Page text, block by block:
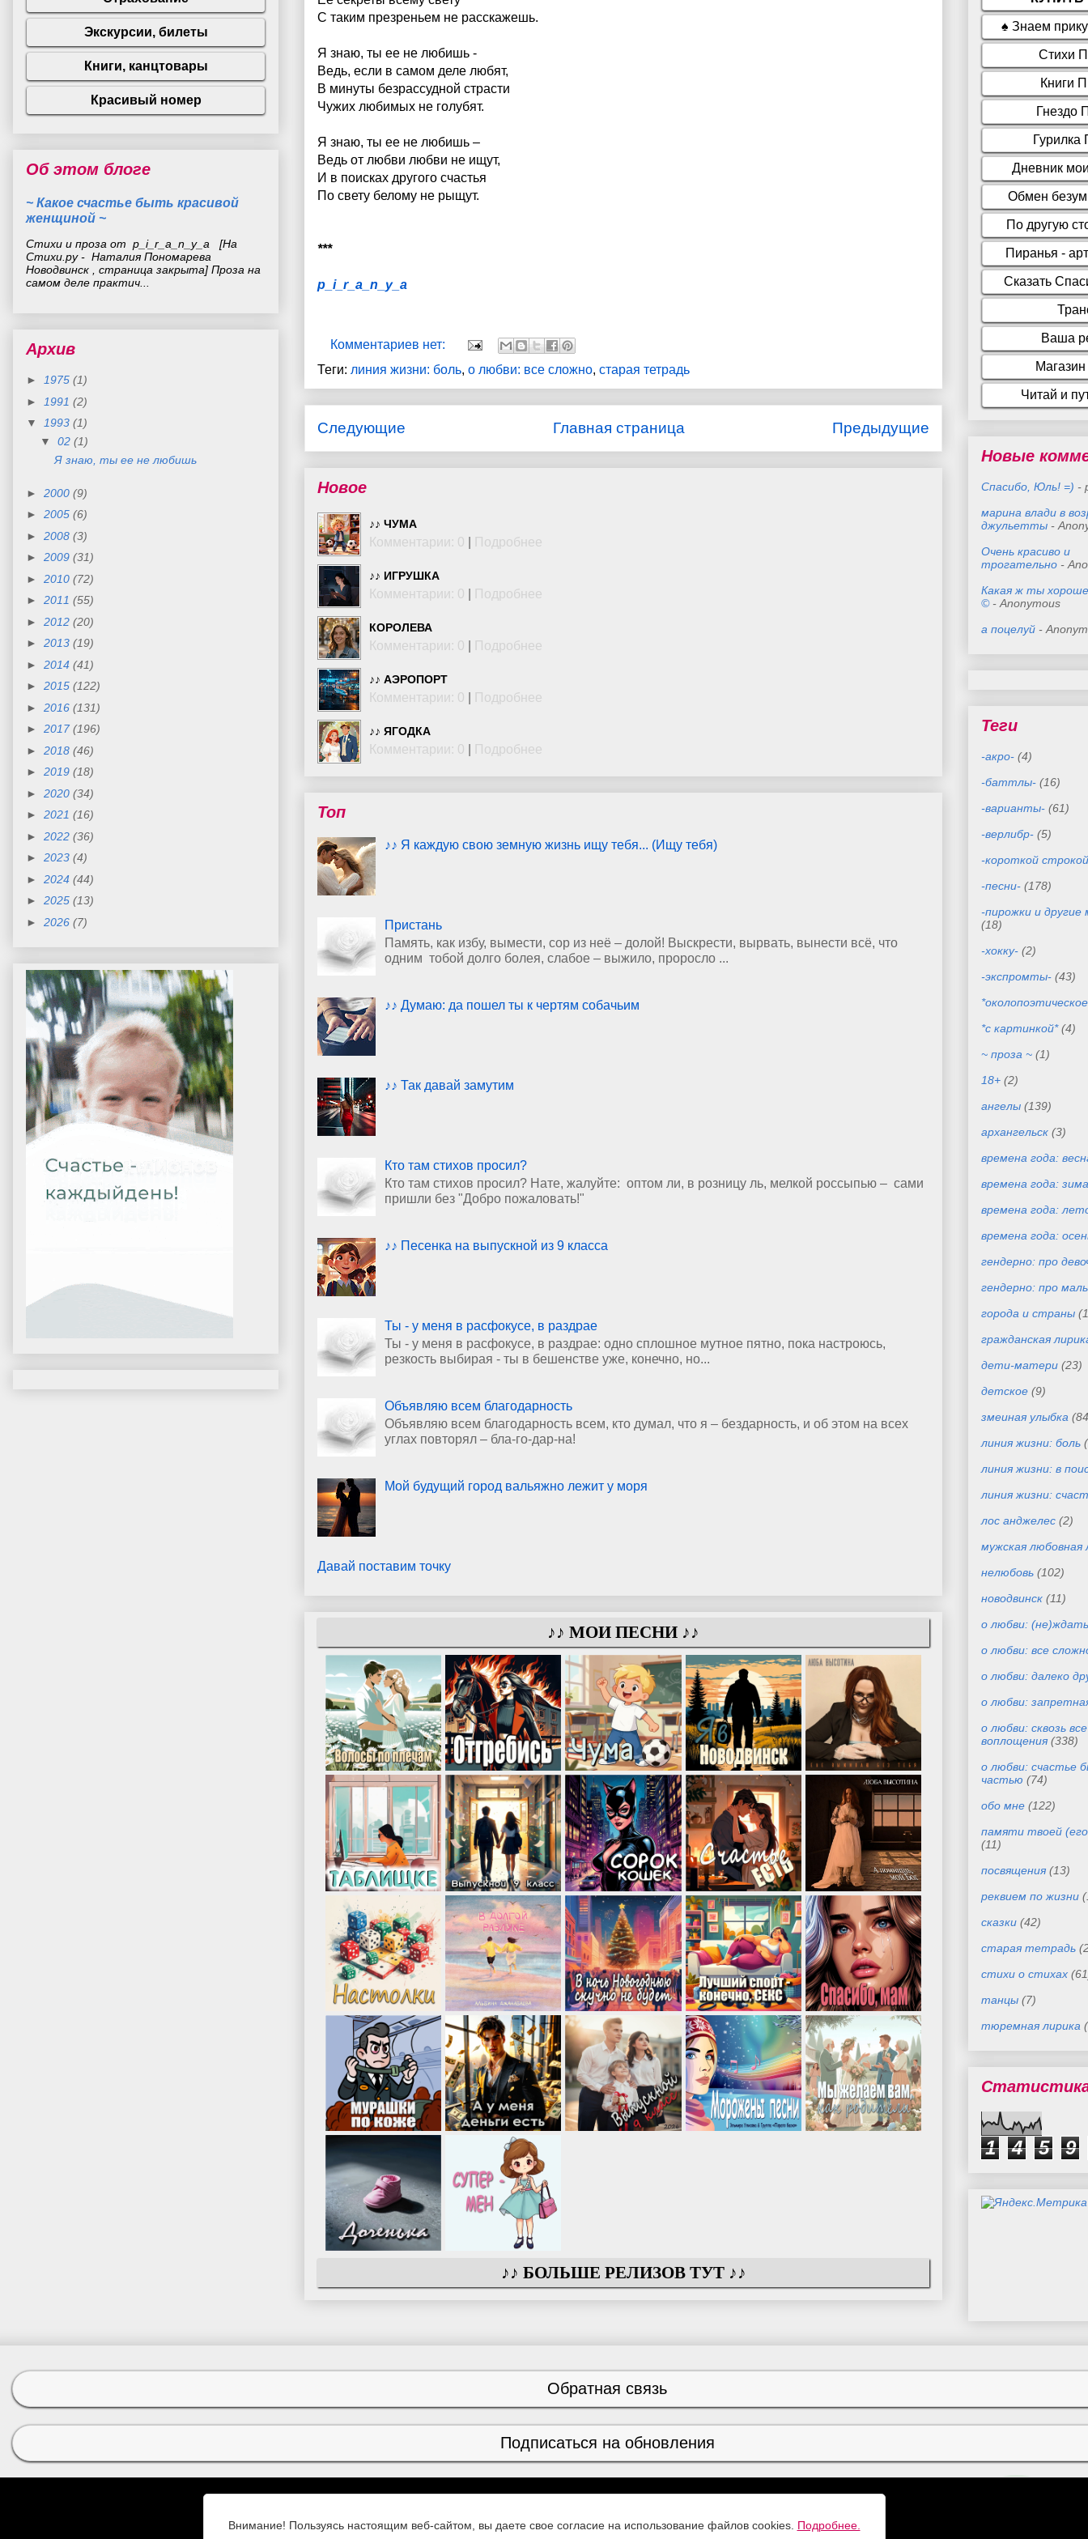
С таким презреньем не расскажешь.
Я знаю, ты ее не любишь -
Ведь, если в самом деле любят,
В минуты безрассудной страсти
Чужих любимых не голубят.
Я знаю, ты ее не любишь –
Ведь от любви любви не ищут,
И в поисках другого счастья
По свету белому не рыщут.
***
p_i_r_a_n_y_a
Комментариев нет:
Теги: линия жизни: боль, о любви: все сложно, старая тетрадь
Следующие Предыдущие
Главная страница
Новое
♪♪ ЧУМА
Комментарии: 0 Подробнее
♪♪ ИГРУШКА
Комментарии: 0 Подробнее
КОРОЛЕВА
Комментарии: 0 Подробнее
♪♪ АЭРОПОРТ
Комментарии: 0 Подробнее
♪♪ ЯГОДКА
Комментарии: 0 Подробнее
Топ
♪♪ Я каждую свою земную жизнь ищу тебя... (Ищу тебя)
Пристань
Память, как избу, вымести, сор из неё – долой! Выскрести, вырвать, вынести всё, что
одним тобой долго болея, слабое – выжило, проросло ...
♪♪ Думаю: да пошел ты к чертям собачьим
♪♪ Так давай замутим
Кто там стихов просил?
Кто там стихов просил? Нате, жалуйте: оптом ли, в розницу ль, мелкой россыпью – сами
пришли без "Добро пожаловать!"
♪♪ Песенка на выпускной из 9 класса
Ты - у меня в расфокусе, в раздрае
Ты - у меня в расфокусе, в раздрае: одно сплошное мутное пятно, пока настроюсь,
резкость выбирая - ты в бешенстве уже, конечно, но...
Объявляю всем благодарность
Объявляю всем благодарность всем, кто думал, что я – бездарность, и об этом на всех
углах повторял – бла-го-дар-на!
Мой будущий город вальяжно лежит у моря
Давай поставим точку
Об этом блоге
~ Какое счастье быть красивой
женщиной ~
Стихи и проза от p_i_r_a_n_y_a [На
Стихи.ру - Наталия Пономарева
Новодвинск , страница закрыта] Проза на
самом деле практич...
Архив
► 1975 (1)
►
1991 (2)
▼
1993 (1)
▼ 02 (1)
Я знаю, ты ее не любишь
► 2000 (9)
► 2005 (6)
► 2008 (3)
► 2009 (31)
► 2010 (72)
► 2011 (55)
► 2012 (20)
► 2013 (19)
► 2014 (41)
► 2015 (122)
► 2016 (131)
► 2017 (196)
► 2018 (46)
► 2019 (18)
► 2020 (34)
► 2021 (16)
► 2022 (36)
► 2023 (4)
► 2024 (44)
► 2025 (13)
► 2026 (7)
Новые
Спасибо, Юль! =) -
марина влади в
джульетты -
Очень красиво и
трогательно -
Какая ж ты
©- Anonymous
а поцелуй -
Теги
-акро- (4)
-баттлы- (16)
-варианты- (61)
-верлибр- (5)
-короткой
-песни- (178)
-пирожки и
(18)
-хокку- (2)
-экспромты- (43)
*с картинкой* (4)
~ проза ~ (1)
18+ (2)
ангелы (139)
архангельск (3)
времена года:
времена года: зима
времена года:
времена года:
гендерно: про
гендерно: про
города и страны
гражданская
дети-матери (23)
детское (9)
змеиная улыбка
линия жизни: боль
линия жизни: в
линия жизни:
лос анджелес (2)
мужская любовная
нелюбовь (102)
новодвинск (11)
о любви:
о любви: все
о любви: далеко
о любви:
о любви: сквозь
воплощения (338)
о любви: счастье
частью (74)
обо мне (122)
памяти твоей
(11)
посвящения (13)
реквием по жизни
сказки (42)
старая тетрадь
стихи о стихах
танцы (7)
тюремная лирика
1 4 5 9
Внимание! Пользуясь настоящим веб-сайтом, вы даете свое согласие на использование файлов cookies. Подробнее.